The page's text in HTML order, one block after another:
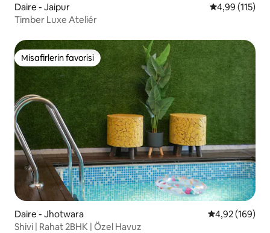
Daire - Jaipur 5 üzerinden
4,99 (115)
Timber Luxe Ateliér
Misafirlerin favorisi
Misafirlerin favorisi
Daire - Jhotwara 5 üzerinden
4,92 (169)
Shivi | Rahat 2BHK | Özel Havuz